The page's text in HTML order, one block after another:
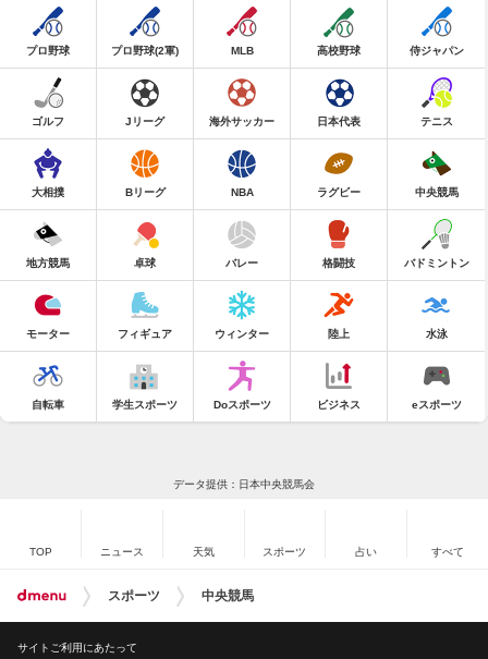
プロ野球 プロ野球(2軍) MLB 高校野球 侍ジャパン
ゴルフ Jリーグ 海外サッカー 日本代表 テニス
大相撲 Bリーグ NBA ラグビー 中央競馬
地方競馬 卓球 バレー 格闘技 バドミントン
モーター フィギュア ウィンター 陸上 水泳
自転車 学生スポーツ Doスポーツ ビジネス eスポーツ
データ提供：日本中央競馬会
TOP ニュース 天気 スポーツ 占い すべて
スポーツ 中央競馬
サイトご利用にあたって